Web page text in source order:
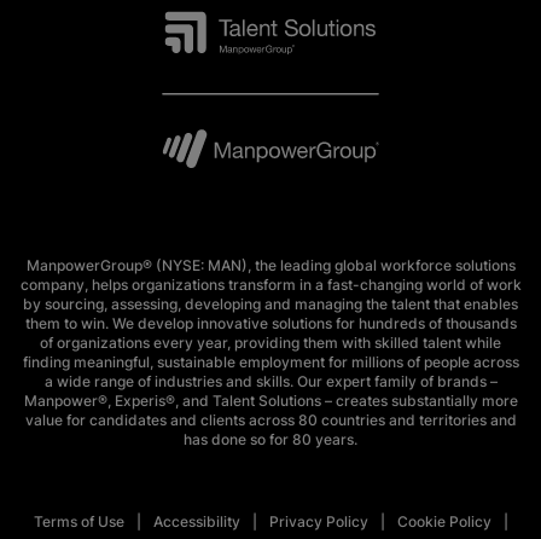
ManpowerGroup® (NYSE: MAN), the leading global workforce solutions
company, helps organizations transform in a fast-changing world of work
by sourcing, assessing, developing and managing the talent that enables
them to win. We develop innovative solutions for hundreds of thousands
of organizations every year, providing them with skilled talent while
finding meaningful, sustainable employment for millions of people across
a wide range of industries and skills. Our expert family of brands –
Manpower®, Experis®, and Talent Solutions – creates substantially more
value for candidates and clients across 80 countries and territories and
has done so for 80 years.
Terms of Use Accessibility Privacy Policy Cookie Policy